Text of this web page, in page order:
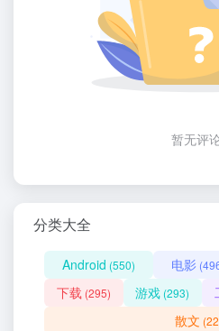
暂无评
分类大全
Android (550) 电影
下载 (295) 游戏 (293)
散文